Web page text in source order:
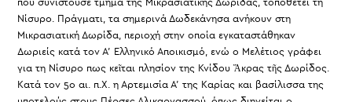
που συνιστούσε τμήμα της Μικρασιατικής Δωρίδας, τοποθετεί τη
Νίσυρο. Πράγματι, τα σημερινά Δωδεκάνησα ανήκουν στη
Μικρασιατική Δωρίδα, περιοχή στην οποία εγκαταστάθηκαν
Δωριείς κατά τον Α’ Ελληνικό Αποικισμό, ενώ ο Μελέτιος γράφει
για τη Νίσυρο πως κεῖται πλησίον της Κνίδου Ἄκρας τῆς Δωρίδος.
Κατά τον 5ο αι. π.Χ. η Αρτεμισία Α’ της Καρίας και βασίλισσα της